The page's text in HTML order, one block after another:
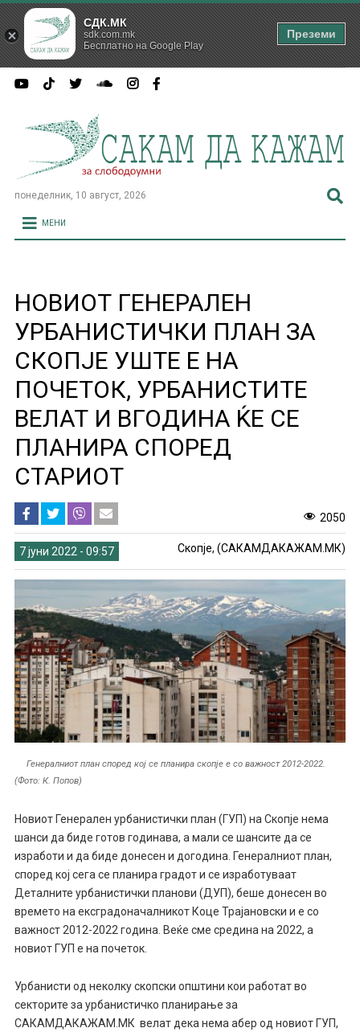
понеделник, 10 август, 2026
МЕНИ
НОВИОТ ГЕНЕРАЛЕН
УРБАНИСТИЧКИ ПЛАН ЗА
СКОПЈЕ УШТЕ Е НА
ПОЧЕТОК, УРБАНИСТИТЕ
ВЕЛАТ И ВГОДИНА ЌЕ СЕ
ПЛАНИРА СПОРЕД
СТАРИОТ
2050
7 јуни 2022 - 09:57 Скопје, (САКАМДАКАЖАМ.МК)
Генералниот план според кој се планира скопје е со важност 2012-2022.
(Фото: К. Попов)
Новиот Генерален урбанистички план (ГУП) на Скопје нема
шанси да биде готов годинава, а мали се шансите да се
изработи и да биде донесен и догодина. Генералниот план,
според кој сега се планира градот и се изработуваат
Деталните урбанистички планови (ДУП), беше донесен во
времето на ексградоначалникот Коце Трајановски и е со
важност 2012-2022 година. Веќе сме средина на 2022, а
новиот ГУП е на почеток.
Урбанисти од неколку скопски општини кои работат во
секторите за урбанистичко планирање за
САКАМДАКАЖАМ.МК велат дека нема абер од новиот ГУП,
СДК.МК
sdk.com.mk
Бесплатно на Google Play
Преземи